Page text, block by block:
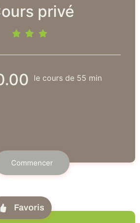
privé
le cours de 55 min
Commencer
Favoris